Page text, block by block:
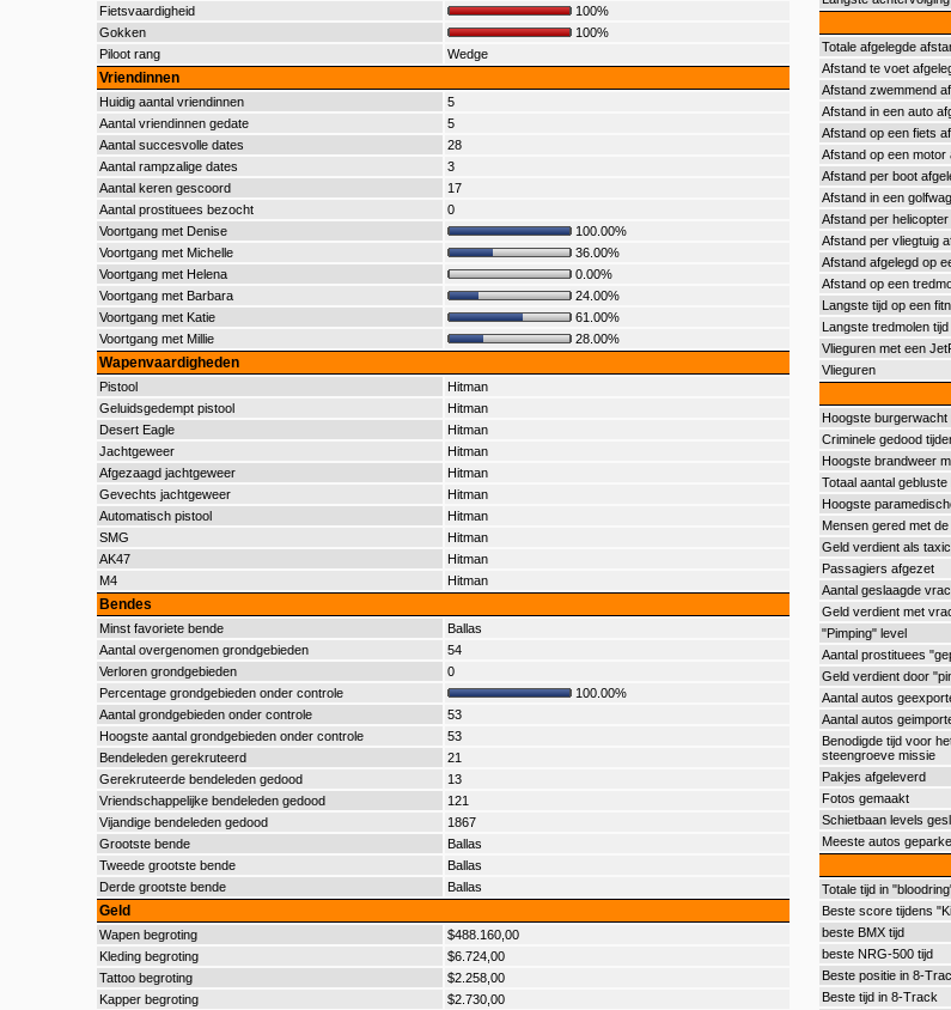
Fietsvaardigheid
100%
Gokken
100%
Piloot rang
Wedge
Vriendinnen
Huidig aantal vriendinnen
5
Aantal vriendinnen gedate
5
Aantal succesvolle dates
28
Aantal rampzalige dates
3
Aantal keren gescoord
17
Aantal prostituees bezocht
0
Voortgang met Denise
100.00%
Voortgang met Michelle
36.00%
Voortgang met Helena
0.00%
Voortgang met Barbara
24.00%
Voortgang met Katie
61.00%
Voortgang met Millie
28.00%
Wapenvaardigheden
Pistool
Hitman
Geluidsgedempt pistool
Hitman
Desert Eagle
Hitman
Jachtgeweer
Hitman
Afgezaagd jachtgeweer
Hitman
Gevechts jachtgeweer
Hitman
Automatisch pistool
Hitman
SMG
Hitman
AK47
Hitman
M4
Hitman
Bendes
Minst favoriete bende
Ballas
Aantal overgenomen grondgebieden
54
Verloren grondgebieden
0
Percentage grondgebieden onder controle
100.00%
Aantal grondgebieden onder controle
53
Hoogste aantal grondgebieden onder controle
53
Bendeleden gerekruteerd
21
Gerekruteerde bendeleden gedood
13
Vriendschappelijke bendeleden gedood
121
Vijandige bendeleden gedood
1867
Grootste bende
Ballas
Tweede grootste bende
Ballas
Derde grootste bende
Ballas
Geld
Wapen begroting
$488.160,00
Kleding begroting
$6.724,00
Tattoo begroting
$2.258,00
Kapper begroting
$2.730,00
Totale afgelegde
Afstand te voet
Afstand zwemmend
Afstand in een auto
Afstand op een fiets
Afstand op een motor
Afstand per boot
Afstand in een
Afstand per helicopter
Afstand per vliegtuig
Afstand afgelegd op
Afstand op een
Langste tijd op een
Langste tredmolen tijd
Vlieguren met een
Vlieguren
Hoogste burgerwacht
Criminele gedood
Hoogste brandweer
Totaal aantal gebluste
Hoogste
Mensen gered met
Geld verdient als
Passagiers afgezet
Aantal geslaagde
Geld verdient met
"Pimping" level
Aantal prostituees
Geld verdient door
Aantal autos
Aantal autos
Benodigde tijd voor
steengroeve missie
Pakjes afgeleverd
Fotos gemaakt
Schietbaan levels
Meeste autos
Totale tijd in
Beste score tijdens
beste BMX tijd
beste NRG-500 tijd
Beste positie in 8-
Beste tijd in 8-Track